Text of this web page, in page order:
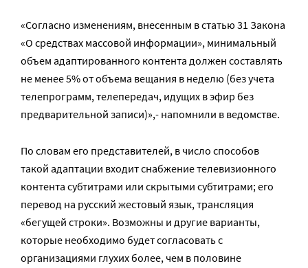
«Согласно изменениям, внесенным в статью 31 Закона
«О средствах массовой информации», минимальный
объем адаптированного контента должен составлять
не менее 5% от объема вещания в неделю (без учета
телепрограмм, телепередач, идущих в эфир без
предварительной записи)»,- напомнили в ведомстве.
По словам его представителей, в число способов
такой адаптации входит снабжение телевизионного
контента субтитрами или скрытыми субтитрами; его
перевод на русский жестовый язык, трансляция
«бегущей строки». Возможны и другие варианты,
которые необходимо будет согласовать с
организациями глухих более, чем в половине